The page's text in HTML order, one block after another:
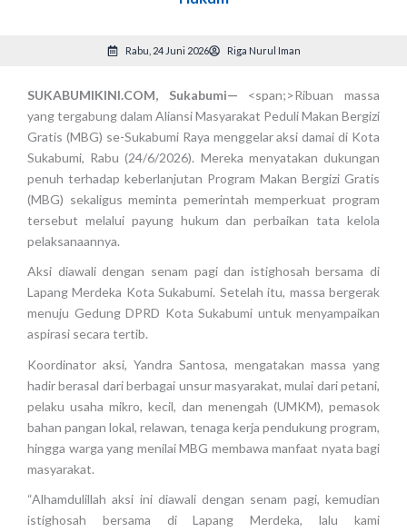
Rabu, 24 Juni 2026 Riga Nurul Iman
SUKABUMIKINI.COM, Sukabumi— <span;>Ribuan massa
yang tergabung dalam Aliansi Masyarakat Peduli Makan Bergizi
Gratis (MBG) se-Sukabumi Raya menggelar aksi damai di Kota
Sukabumi, Rabu (24/6/2026). Mereka menyatakan dukungan
penuh terhadap keberlanjutan Program Makan Bergizi Gratis
(MBG) sekaligus meminta pemerintah memperkuat program
tersebut melalui payung hukum dan perbaikan tata kelola
pelaksanaannya.
Aksi diawali dengan senam pagi dan istighosah bersama di
Lapang Merdeka Kota Sukabumi. Setelah itu, massa bergerak
menuju Gedung DPRD Kota Sukabumi untuk menyampaikan
aspirasi secara tertib.
Koordinator aksi, Yandra Santosa, mengatakan massa yang
hadir berasal dari berbagai unsur masyarakat, mulai dari petani,
pelaku usaha mikro, kecil, dan menengah (UMKM), pemasok
bahan pangan lokal, relawan, tenaga kerja pendukung program,
hingga warga yang menilai MBG membawa manfaat nyata bagi
masyarakat.
“Alhamdulillah aksi ini diawali dengan senam pagi, kemudian
istighosah bersama di Lapang Merdeka, lalu kami